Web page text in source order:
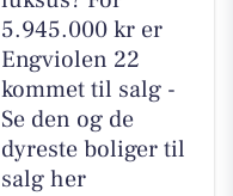
5.945.000 kr er
Engviolen 22
kommet til salg -
Se den og de
dyreste boliger til
salg her